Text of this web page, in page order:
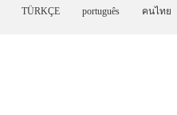
TÜRKÇE português คนไทย